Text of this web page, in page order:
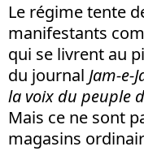
Le régime tente
manifestants
qui se livrent au
du journal Jam-e-
la voix du peuple
Mais ce ne sont
magasins